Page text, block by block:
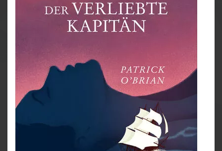
macht Maturin das Angebot, als Mediziner an Bord zu
kommen. Der zweiflerische Maturin ist eine
ausgesprochene Landratte, aber wer könnte ihn besser
und talentierter Seemann wie Jack Aubrey? Und so
sticht die Sophie mit den beiden neuen Freunden und
einer tapferen Mannschaft in See, um einen
Handelskonvoi zu begleiten. Doch die Gemütlichkeit
währt nicht lange: Das Kriegsschiff steuert auf
ehrenvollere - und auch weit gefährlichere -